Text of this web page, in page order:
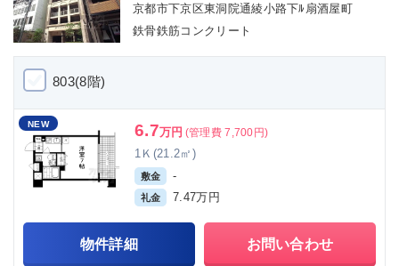
京都市下京区東洞院通綾小路下ﾙ扇酒屋町
鉄骨鉄筋コンクリート
803(8階)
NEW 6.7万円 (管理費 7,700円)
1Ｋ(21.2㎡)
敷金 -
礼金 7.47万円
物件詳細 お問い合わせ